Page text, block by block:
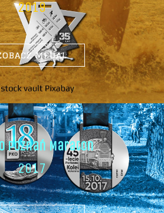
2019
MEDAL
Poznań Maraton
2017